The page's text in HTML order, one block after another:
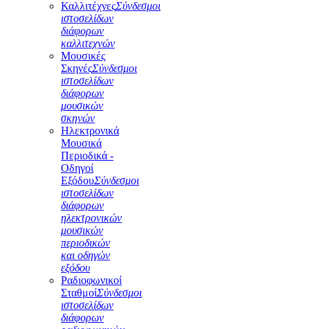
ΚαλλιτέχνεςΣύνδεσμοι
ιστοσελίδων
διάφορων
καλλιτεχνών
Μουσικές
ΣκηνέςΣύνδεσμοι
ιστοσελίδων
διάφορων
μουσικών
σκηνών
Ηλεκτρονικά
Μουσικά
Περιοδικά -
Οδηγοί
ΕξόδουΣύνδεσμοι
ιστοσελίδων
διάφορων
ηλεκτρονικών
μουσικών
περιοδικών
και οδηγών
εξόδου
Ραδιοφωνικοί
ΣταθμοίΣύνδεσμοι
ιστοσελίδων
διάφορων